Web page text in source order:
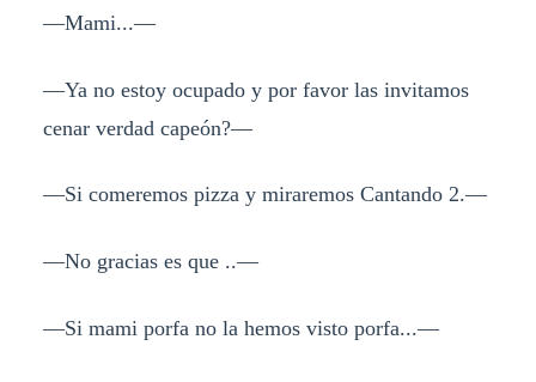
—Mami...—
—Ya no estoy ocupado y por favor las invitamos
cenar verdad capeón?—
—Si comeremos pizza y miraremos Cantando 2.—
—No gracias es que ..—
—Si mami porfa no la hemos visto porfa...—